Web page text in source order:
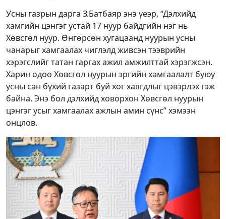
Усны газрын дарга З.Батбаяр энэ үеэр, “Дэлхийд
хамгийн цэнгэг устай 17 нуур байдгийн нэг нь
Хөвсгөл нуур. Өнгөрсөн хугацаанд нуурын усны
чанарыг хамгаалах чиглэлд живсэн тээврийн
хэрэгслийг татан гаргах ажил амжилттай хэрэгжсэн.
Харин одоо Хөвсгөл нуурын эргийн хамгаалалт буюу
усны сан бүхий газарт буй хог хаягдлыг цэвэрлэх гэж
байна. Энэ бол дэлхийд ховорхон Хөвсгөл нуурын
цэнгэг усыг хамгаалах ажлын амин сүнс” хэмээн
онцлов.